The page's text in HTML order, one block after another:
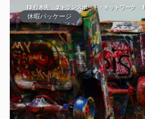
13 行き先 2 トランスポート・ネットワーク
休暇パッケージ